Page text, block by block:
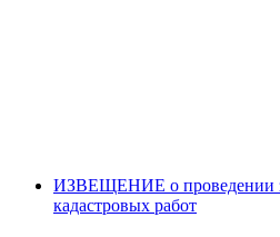
ИЗВЕЩЕНИЕ о проведении
кадастровых работ